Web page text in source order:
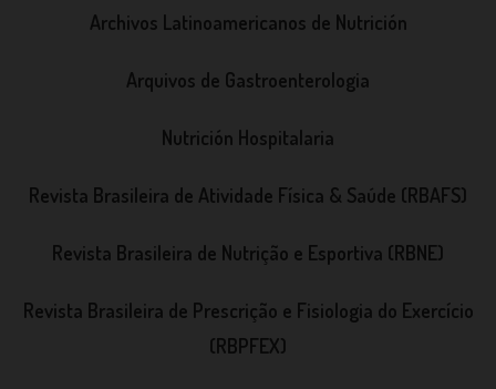
Archivos Latinoamericanos de Nutrición
Arquivos de Gastroenterologia
Nutrición Hospitalaria
Revista Brasileira de Atividade Física & Saúde (RBAFS)
Revista Brasileira de Nutrição e Esportiva (RBNE)
Revista Brasileira de Prescrição e Fisiologia do Exercí­cio
(RBPFEX)